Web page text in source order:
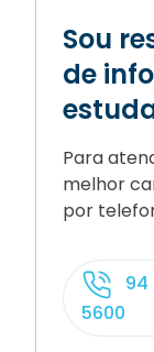
Sou
de
Para
melhor
por
94
5600